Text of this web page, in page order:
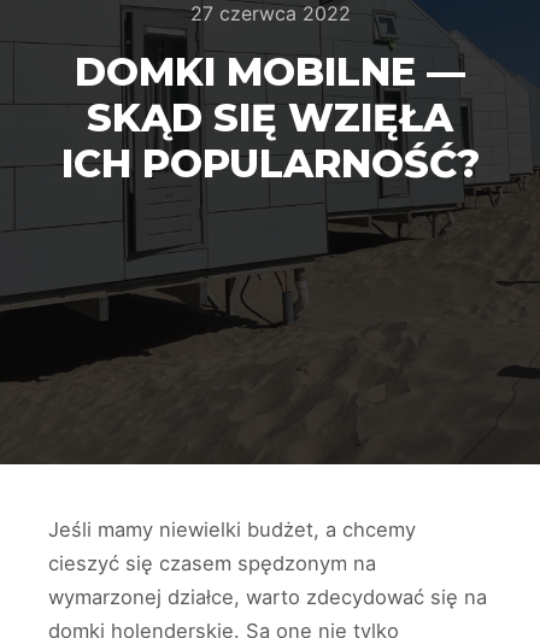
27 czerwca 2022
DOMKI MOBILNE —
SKĄD SIĘ WZIĘŁA
ICH POPULARNOŚĆ?
Jeśli mamy niewielki budżet, a chcemy
cieszyć się czasem spędzonym na
wymarzonej działce, warto zdecydować się na
domki holenderskie. Są one nie tylko